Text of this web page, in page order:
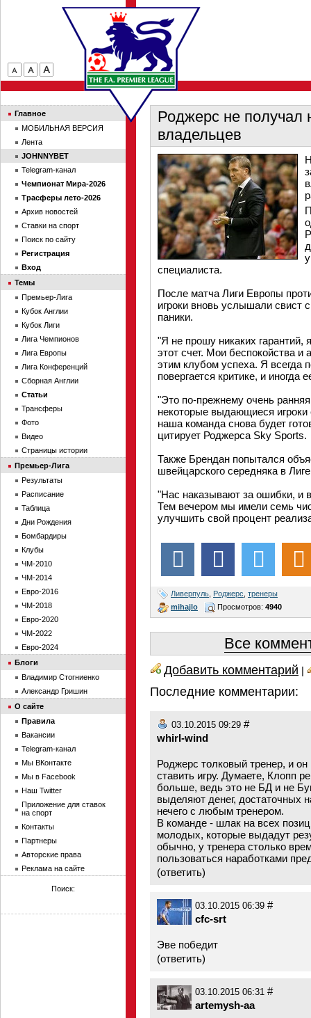
Роджерс не получал
владельцев
специалиста.
После матча Лиги Европы
игроки вновь услышали свист
паники.
"Я не прошу никаких гарантий,
этот счет. Мои беспокойства
этим клубом успеха. Я всегда
повергается критике, и иногда
"Это по-прежнему очень
некоторые выдающиеся игроки
наша команда снова будет
цитирует Роджерса Sky Sports.
Также Брендан попытался
швейцарского середняка в
"Нас наказывают за ошибки, и
Тем вечером мы имели семь
улучшить свой процент
Ливерпуль Роджерс тренеры
mihajlo
Просмотров: 4940
Все
Добавить комментарий |
Последние комментарии:
03.10.2015 09:29 #
whirl-wind
Роджерс толковый тренер, и он
ставить игру. Думаете, Клопп
больше, ведь это не БД и не
выделяют денег, достаточных
нечего с любым тренером.
В команде - шлак на всех
молодых, которые выдадут
обычно, у тренера столько
пользоваться наработками
(ответить)
03.10.2015 06:39 #
cfc-srt
Эве победит
(ответить)
03.10.2015 06:31 #
artemysh-aa
Главное
МОБИЛЬНАЯ ВЕРСИЯ
Лента
JOHNNYBET
Telegram-канал
Чемпионат Мира-2026
Трасферы лето-2026
Архив новостей
Ставки на спорт
Поиск по сайту
Регистрация
Вход
Темы
Премьер-Лига
Кубок Англии
Кубок Лиги
Лига Чемпионов
Лига Европы
Лига Конференций
Сборная Англии
Статьи
Трансферы
Фото
Видео
Страницы истории
Премьер-Лига
Результаты
Расписание
Таблица
Дни Рождения
Бомбардиры
Клубы
ЧМ-2010
ЧМ-2014
Евро-2016
ЧМ-2018
Евро-2020
ЧМ-2022
Евро-2024
Блоги
Владимир Стогниенко
Александр Гришин
О сайте
Правила
Вакансии
Telegram-канал
Мы ВКонтакте
Мы в Facebook
Наш Twitter
Приложение для ставок
на спорт
Контакты
Партнеры
Авторские права
Реклама на сайте
Поиск: